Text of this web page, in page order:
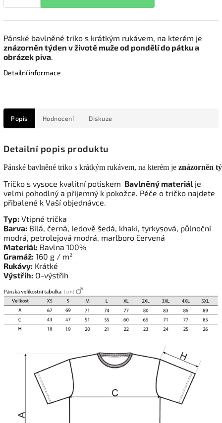
Pánské bavlněné triko s krátkým rukávem, na kterém je
znázorněn týden v životě muže od pondělí do pátku a
obrázek piva.
Detailní informace
Popis Hodnocení Diskuze
Detailní popis produktu
Pánské bavlněné triko s krátkým rukávem, na kterém je znázorněn
Tričko s vysoce kvalitní potiskem Bavlněný materiál je
velmi pohodlný a příjemný k pokožce. Péče o tričko najdete
přibalené k Vaší objednávce.
Typ: Vtipné trička
Barva: Bílá, černá, ledově šedá, khaki, tyrkysová, půlnoční
modrá, petrolejová modrá, marlboro červená
Materiál: Bavlna 100%
Gramáž: 160 g / m²
Rukávy: Krátké
Výstřih: O-výstřih